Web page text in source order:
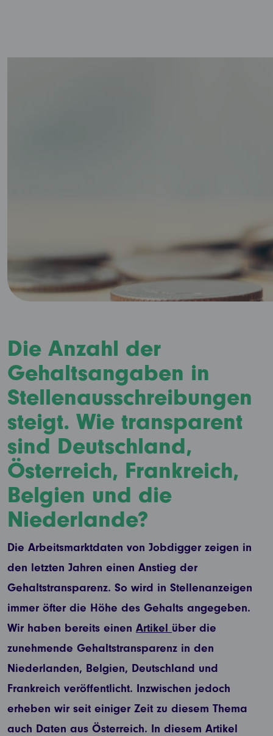
Die Anzahl der
Gehaltsangaben in
Stellenausschreibungen
steigt. Wie transparent
sind Deutschland,
Österreich, Frankreich,
Belgien und die
Niederlande?
Die Arbeitsmarktdaten von Jobdigger zeigen in
den letzten Jahren einen Anstieg der
Gehaltstransparenz. So wird in Stellenanzeigen
immer öfter die Höhe des Gehalts angegeben.
Wir haben bereits einen Artikel über die
zunehmende Gehaltstransparenz in den
Niederlanden, Belgien, Deutschland und
Frankreich veröffentlicht. Inzwischen jedoch
erheben wir seit einiger Zeit zu diesem Thema
auch Daten aus Österreich. In diesem Artikel